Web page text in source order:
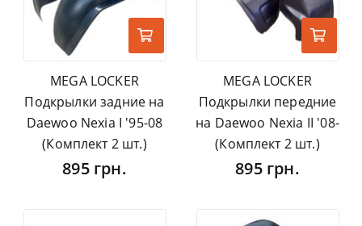
MEGA LOCKER
Подкрылки задние на
Daewoo Nexia I '95-08
(Комплект 2 шт.)
895 грн.
MEGA LOCKER
Подкрылки передние
на Daewoo Nexia II '08-
(Комплект 2 шт.)
895 грн.